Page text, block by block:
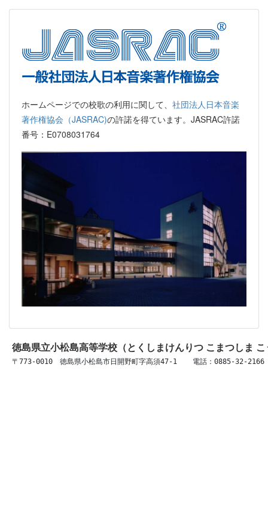
ホームページでの校歌の利用に関して、 社団法人日本音楽
著作権協会（JASRAC)の許諾を得ています。JASRAC許諾
番号：E0708031764
徳島県立小松島高等学校（とくしまけんりつ こまつしま
〒773-0010　徳島県小松島市日開野町字高須47-1 　 電話：0885-32-2166